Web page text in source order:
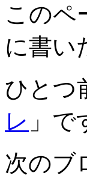
このペ
に書い
ひとつ
レ 」で
次のブ